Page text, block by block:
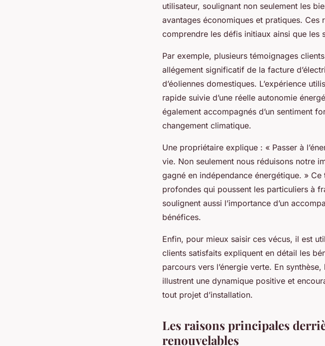
utilisateur, soulignant non seulement les
avantages économiques et pratiques. Ces
comprendre les défis initiaux ainsi que les
Par exemple, plusieurs témoignages
allégement significatif de la facture
d’éoliennes domestiques. L’expérience
rapide suivie d’une réelle autonomie
également accompagnés d’un sentiment
changement climatique.
Une propriétaire explique : « Passer à
vie. Non seulement nous réduisons notre
gagné en indépendance énergétique. »
profondes qui poussent les particuliers à
soulignent aussi l’importance d’un
bénéfices.
Enfin, pour mieux saisir ces vécus, il est
clients satisfaits expliquent en détail les
parcours vers l’énergie verte. En
illustrent une dynamique positive et
tout projet d’installation.
Les raisons principales
renouvelables